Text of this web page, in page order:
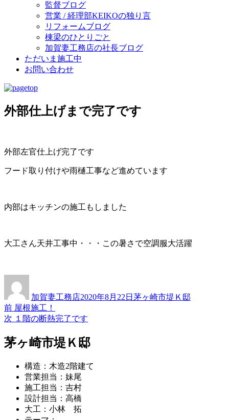
監督ブログ
営業 / 経理部KEIKOの独り言
リフォームブログ
棟梁のひとりごと
加賀妻工務店の社長ブログ
ただいま施工中
お問い合わせ
外部仕上げまで完了です
外部左官仕上げ完了です
フード取り付けや雨樋工事など進めています
内部はキッチンの施工もしました
大工さん天井工事中・・・この暑さで空調服大活躍
者加賀妻工務店日:
2020年8月22日ゴ
茅ヶ崎市堤Ｋ邸
投
稿
ナ
前 過
去
投
稿:
屋根施工！
次 次
投
稿:
１階の断熱完了です
茅ヶ崎市堤Ｋ邸
構造：木造2階建て
営業担当：妹尾
施工担当：吉村
設計担当：高橋
大工：小林 拓